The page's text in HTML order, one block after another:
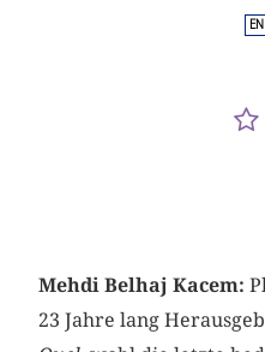
EN
Mehdi Belhaj Kacem:
23 Jahre lang